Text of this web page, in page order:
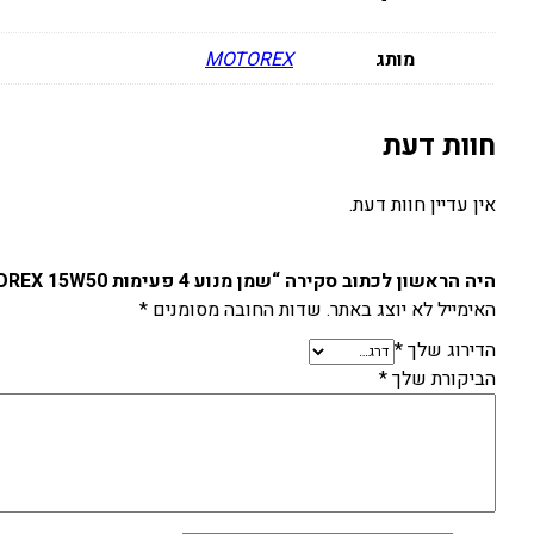
מותג MOTOREX
חוות דעת
אין עדיין חוות דעת.
היה הראשון לכתוב סקירה “שמן מנוע 4 פעימות MOTOREX 15W50 ליטר”
האימייל לא יוצג באתר. שדות החובה מסומנים *
הדירוג שלך*
הביקורת שלך*